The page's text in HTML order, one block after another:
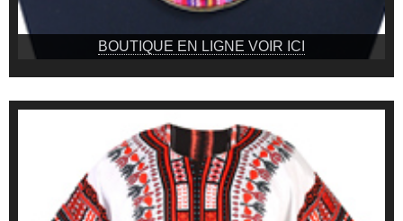
BOUTIQUE EN LIGNE VOIR ICI